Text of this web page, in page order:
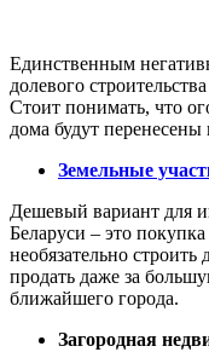
Единственным
долевого
Стоит понимать, что
дома будут
Земельные
Дешевый вариант для
Беларуси – это
необязательно
продать даже за
ближайшего города.
Загородная